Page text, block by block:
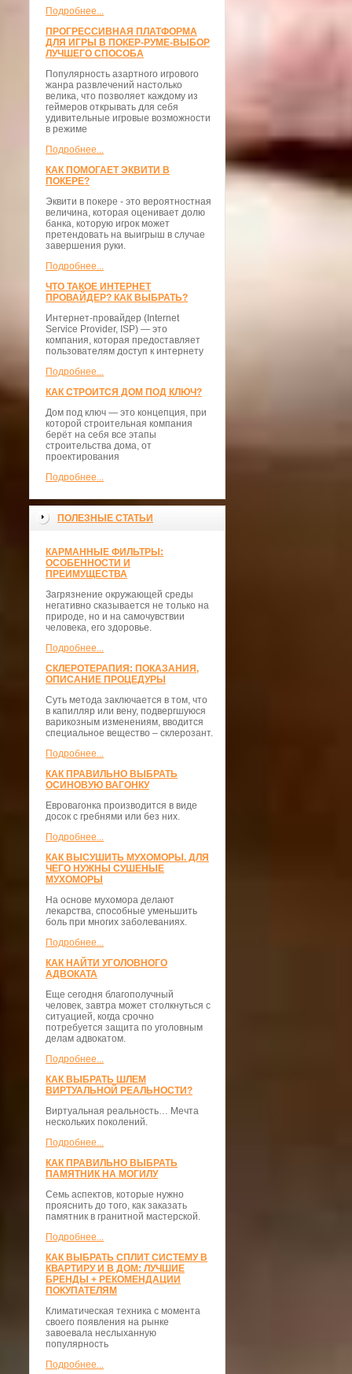
Подробнее...
ПРОГРЕССИВНАЯ ПЛАТФОРМА
ДЛЯ ИГРЫ В ПОКЕР-РУМЕ-ВЫБОР
ЛУЧШЕГО СПОСОБА
Популярность азартного игрового
жанра развлечений настолько
велика, что позволяет каждому из
геймеров открывать для себя
удивительные игровые возможности
в режиме
Подробнее...
КАК ПОМОГАЕТ ЭКВИТИ В
ПОКЕРЕ?
Эквити в покере - это вероятностная
величина, которая оценивает долю
банка, которую игрок может
претендовать на выигрыш в случае
завершения руки.
Подробнее...
ЧТО ТАКОЕ ИНТЕРНЕТ
ПРОВАЙДЕР? КАК ВЫБРАТЬ?
Интернет-провайдер (Internet
Service Provider, ISP) — это
компания, которая предоставляет
пользователям доступ к интернету
Подробнее...
КАК СТРОИТСЯ ДОМ ПОД КЛЮЧ?
Дом под ключ — это концепция, при
которой строительная компания
берёт на себя все этапы
строительства дома, от
проектирования
Подробнее...
ПОЛЕЗНЫЕ СТАТЬИ
КАРМАННЫЕ ФИЛЬТРЫ:
ОСОБЕННОСТИ И
ПРЕИМУЩЕСТВА
Загрязнение окружающей среды
негативно сказывается не только на
природе, но и на самочувствии
человека, его здоровье.
Подробнее...
СКЛЕРОТЕРАПИЯ: ПОКАЗАНИЯ,
ОПИСАНИЕ ПРОЦЕДУРЫ
Суть метода заключается в том, что
в капилляр или вену, подвергшуюся
варикозным изменениям, вводится
специальное вещество – склерозант.
Подробнее...
КАК ПРАВИЛЬНО ВЫБРАТЬ
ОСИНОВУЮ ВАГОНКУ
Евровагонка производится в виде
досок с гребнями или без них.
Подробнее...
КАК ВЫСУШИТЬ МУХОМОРЫ. ДЛЯ
ЧЕГО НУЖНЫ СУШЕНЫЕ
МУХОМОРЫ
На основе мухомора делают
лекарства, способные уменьшить
боль при многих заболеваниях.
Подробнее...
КАК НАЙТИ УГОЛОВНОГО
АДВОКАТА
Еще сегодня благополучный
человек, завтра может столкнуться с
ситуацией, когда срочно
потребуется защита по уголовным
делам адвокатом.
Подробнее...
КАК ВЫБРАТЬ ШЛЕМ
ВИРТУАЛЬНОЙ РЕАЛЬНОСТИ?
Виртуальная реальность… Мечта
нескольких поколений.
Подробнее...
КАК ПРАВИЛЬНО ВЫБРАТЬ
ПАМЯТНИК НА МОГИЛУ
Семь аспектов, которые нужно
прояснить до того, как заказать
памятник в гранитной мастерской.
Подробнее...
КАК ВЫБРАТЬ СПЛИТ СИСТЕМУ В
КВАРТИРУ И В ДОМ: ЛУЧШИЕ
БРЕНДЫ + РЕКОМЕНДАЦИИ
ПОКУПАТЕЛЯМ
Климатическая техника с момента
своего появления на рынке
завоевала неслыханную
популярность
Подробнее...